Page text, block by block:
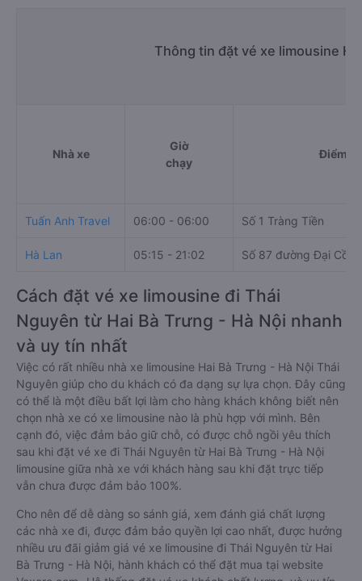
Thông tin đặt vé xe limousine
Nhà xe
Giờ
chạy
Điểm đi
Tuấn Anh Travel 06:00 - 06:00 Số 1 Tràng Tiền
Hà Lan 05:15 - 21:02 Số 87 đường Đại Cồ
Cách đặt vé xe limousine đi Thái
Nguyên từ Hai Bà Trưng - Hà Nội nhanh
và uy tín nhất
Việc có rất nhiều nhà xe limousine Hai Bà Trưng - Hà Nội Thái
Nguyên giúp cho du khách có đa dạng sự lựa chọn. Đây cũng
có thể là một điều bất lợi làm cho hàng khách không biết nên
chọn nhà xe có xe limousine nào là phù hợp với mình. Bên
cạnh đó, việc đảm bảo giữ chỗ, có được chỗ ngồi yêu thích
sau khi đặt vé xe đi Thái Nguyên từ Hai Bà Trưng - Hà Nội
limousine giữa nhà xe với khách hàng sau khi đặt trực tiếp
vẫn chưa được đảm bảo 100%.
Cho nên để dễ dàng so sánh giá, xem đánh giá chất lượng
các nhà xe đi, được đảm bảo quyền lợi cao nhất, được hưởng
nhiều ưu đãi giảm giá vé xe limousine đi Thái Nguyên từ Hai
Bà Trưng - Hà Nội, hành khách có thể đặt mua tại website